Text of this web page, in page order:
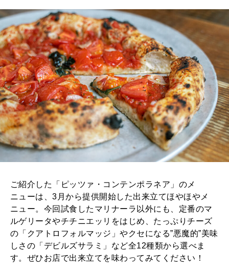
ご紹介した「ピッツァ・コンテンポラネア」のメ
ニューは、3月から提供開始した出来立てほやほやメ
ニュー。今回試食したマリナーラ以外にも、定番のマ
ルゲリータやチチニエッリをはじめ、たっぷりチーズ
の「クアトロフォルマッジ」やクセになる”悪魔的”美味
しさの「デビルズサラミ」など全12種類から選べま
す。ぜひお店で出来立てを味わってみてください！